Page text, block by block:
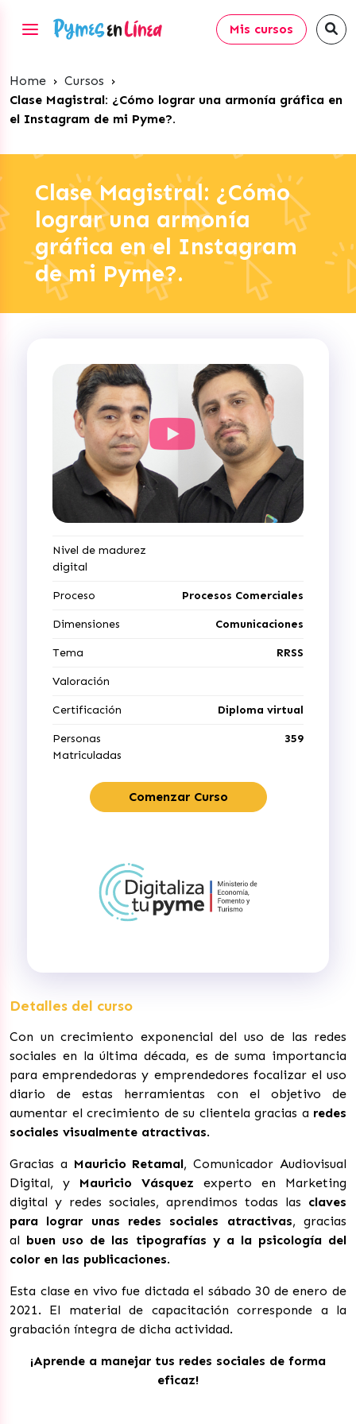
Mis cursos
Home › Cursos ›
Clase Magistral: ¿Cómo lograr una armonía gráfica en
el Instagram de mi Pyme?.
Clase Magistral: ¿Cómo
lograr una armonía
gráfica en el Instagram
de mi Pyme?.
Nivel de madurez
digital
Proceso Procesos Comerciales
Dimensiones Comunicaciones
Tema RRSS
Valoración
Certificación Diploma virtual
Personas
Matriculadas
359
Comenzar Curso
Detalles del curso
Con un crecimiento exponencial del uso de las redes
sociales en la última década, es de suma importancia
para emprendedoras y emprendedores focalizar el uso
diario de estas herramientas con el objetivo de
aumentar el crecimiento de su clientela gracias a redes
sociales visualmente atractivas.
Gracias a Mauricio Retamal, Comunicador Audiovisual
Digital, y Mauricio Vásquez experto en Marketing
digital y redes sociales, aprendimos todas las claves
para lograr unas redes sociales atractivas, gracias
al buen uso de las tipografías y a la psicología del
color en las publicaciones.
Esta clase en vivo fue dictada el sábado 30 de enero de
2021. El material de capacitación corresponde a la
grabación íntegra de dicha actividad.
¡Aprende a manejar tus redes sociales de forma
eficaz!